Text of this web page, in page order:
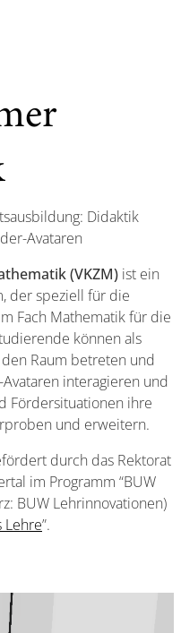
Didaktik
Avataren
(VKZM) ist ein
der speziell für die
Fach Mathematik für die
können als
Raum betreten und
interagieren und
Fördersituationen ihre
und erweitern.
durch das Rektorat
im Programm “BUW
BUW Lehrinnovationen)
Lehre”.